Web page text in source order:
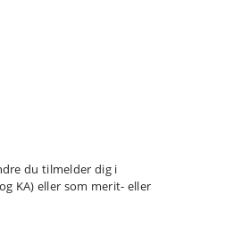
du tilmelder dig i
KA) eller som merit- eller